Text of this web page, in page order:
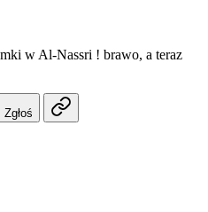
w Al-Nassri ! brawo, a teraz
Zgłoś